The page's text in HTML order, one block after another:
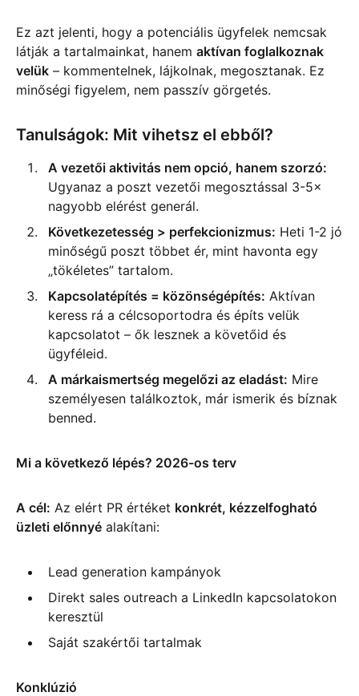
Ez azt jelenti, hogy a potenciális ügyfelek nemcsak
látják a tartalmainkat, hanem aktívan foglalkoznak
velük – kommentelnek, lájkolnak, megosztanak. Ez
minőségi figyelem, nem passzív görgetés.
Tanulságok: Mit vihetsz el ebből?
A vezetői aktivitás nem opció, hanem szorzó:
Ugyanaz a poszt vezetői megosztással 3-5×
nagyobb elérést generál.
Következetesség > perfekcionizmus: Heti 1-2 jó
minőségű poszt többet ér, mint havonta egy
„tökéletes” tartalom.
Kapcsolatépítés = közönségépítés: Aktívan
keress rá a célcsoportodra és építs velük
kapcsolatot – ők lesznek a követőid és
ügyféleid.
A márkaismertség megelőzi az eladást: Mire
személyesen találkoztok, már ismerik és bíznak
benned.
Mi a következő lépés? 2026-os terv
A cél: Az elért PR értéket konkrét, kézzelfogható
üzleti előnnyé alakítani:
Lead generation kampányok
Direkt sales outreach a LinkedIn kapcsolatokon
keresztül
Saját szakértői tartalmak
Konklúzió